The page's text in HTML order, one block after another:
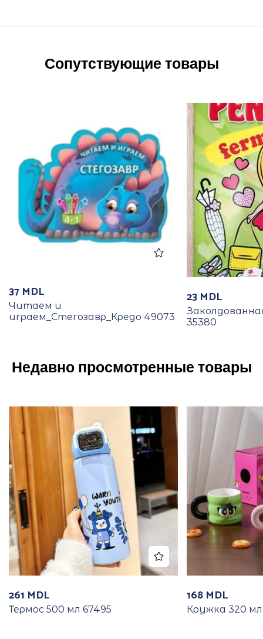
Сопутствующие товары
37 MDL
Читаем и
играем_Стегозавр_Кредо 49073
23 MDL
35380
Недавно просмотренные товары
261 MDL
Термос 500 мл 67495
168 MDL
Кружка 320 мл